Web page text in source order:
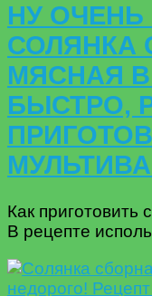
НУ ОЧЕНЬ
СОЛЯНКА
МЯСНАЯ
БЫСТРО,
Как приготовить
В рецепте